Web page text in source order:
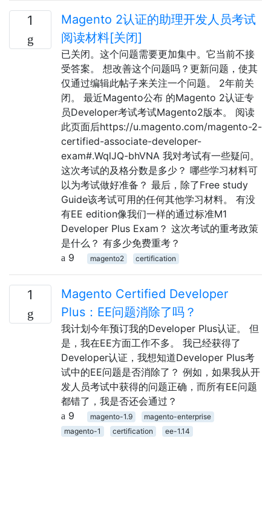
1
Magento 2认证的助理开发人员考试
阅读材料[关闭]
已关闭。这个问题需要更加集中。它当前不接
受答案。 想改善这个问题吗？更新问题，使其
仅通过编辑此帖子来关注一个问题。 2年前关
闭。 最近Magento公布 的Magento 2认证专
员Developer考试考试Magento2版本。 阅读
此页面后https://u.magento.com/magento-2-
certified-associate-developer-
exam#.WqlJQ-bhVNA 我对考试有一些疑问。
这次考试的及格分数是多少？ 哪些学习材料可
以为考试做好准备？ 最后，除了Free study
Guide该考试可用的任何其他学习材料。 有没
有EE edition像我们一样的通过标准M1
Developer Plus Exam？ 这次考试的重考政策
是什么？ 有多少免费重考？
9
magento2 certification
1
Magento Certified Developer
Plus：EE问题消除了吗？
我计划今年预订我的Developer Plus认证。 但
是，我在EE方面工作不多。 我已经获得了
Developer认证，我想知道Developer Plus考
试中的EE问题是否消除了？ 例如，如果我从开
发人员考试中获得的问题正确，而所有EE问题
都错了，我是否还会通过？
9
magento-1.9
magento-enterprise
magento-1
certification ee-1.14